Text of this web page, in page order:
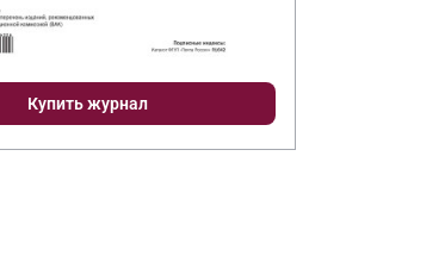
Купить журнал